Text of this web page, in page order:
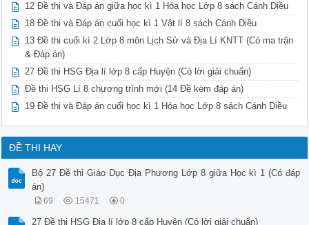
12 Đề thi và Đáp án giữa học kì 1 Hóa học Lớp 8 sách Cánh Diều
18 Đề thi và Đáp án cuối học kì 1 Vật lí 8 sách Cánh Diều
13 Đề thi cuối kì 2 Lớp 8 môn Lịch Sử và Địa Lí KNTT (Có ma trận
& Đáp án)
27 Đề thi HSG Địa lí lớp 8 cấp Huyện (Có lời giải chuẩn)
Đề thi HSG Lí 8 chương trình mới (14 Đề kèm đáp án)
19 Đề thi và Đáp án cuối học kì 1 Hóa học Lớp 8 sách Cánh Diều
ĐỀ THI HAY
Bộ 27 Đề thi Giáo Dục Địa Phương Lớp 8 giữa Học kì 1 (Có đáp
án)
69 15471 0
27 Đề thi HSG Địa lí lớp 8 cấp Huyện (Có lời giải chuẩn)